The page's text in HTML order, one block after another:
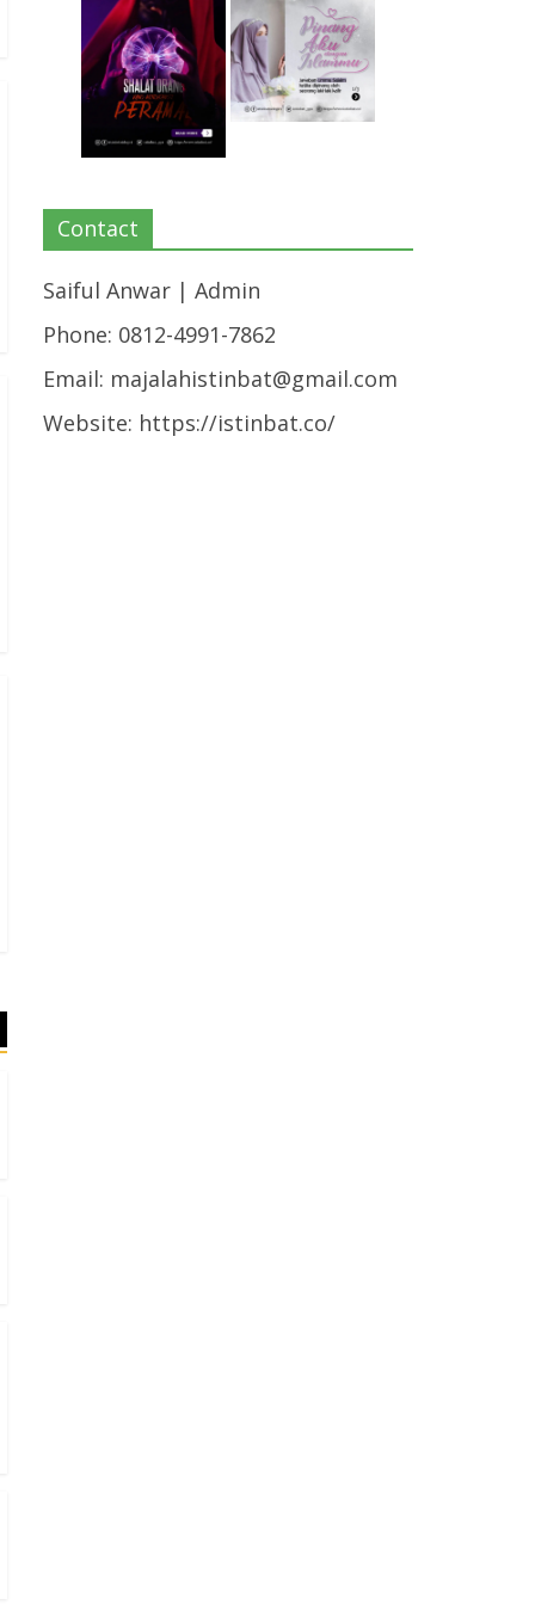
Contact
Saiful Anwar | Admin
Phone: 0812-4991-7862
Email: majalahistinbat@gmail.com
Website: https://istinbat.co/